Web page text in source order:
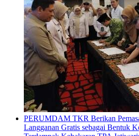
PERUMDAM TKR Berikan
Langganan Gratis sebagai Bentuk